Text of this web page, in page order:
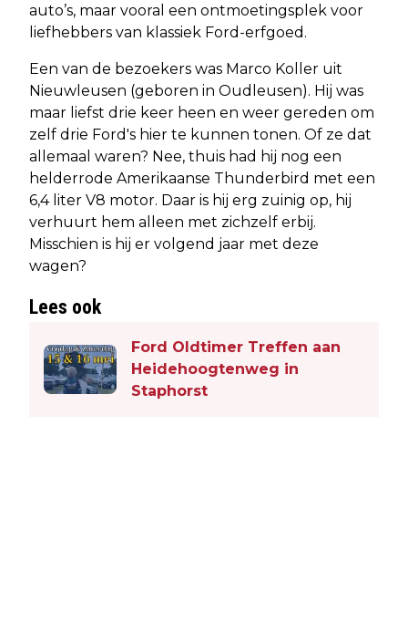
auto’s, maar vooral een ontmoetingsplek voor
liefhebbers van klassiek Ford-erfgoed.
Een van de bezoekers was Marco Koller uit
Nieuwleusen (geboren in Oudleusen). Hij was
maar liefst drie keer heen en weer gereden om
zelf drie Ford's hier te kunnen tonen. Of ze dat
allemaal waren? Nee, thuis had hij nog een
helderrode Amerikaanse Thunderbird met een
6,4 liter V8 motor. Daar is hij erg zuinig op, hij
verhuurt hem alleen met zichzelf erbij.
Misschien is hij er volgend jaar met deze
wagen?
Lees ook
Ford Oldtimer Treffen aan
Heidehoogtenweg in
Staphorst